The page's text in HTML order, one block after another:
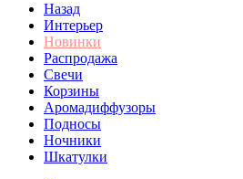
Назад
Интерьер
Новинки
Распродажа
Свечи
Корзины
Аромадиффузоры
Подносы
Ночники
Шкатулки